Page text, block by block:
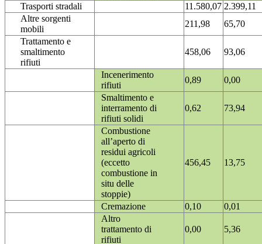
Trasporti stradali 11.580,07 2.399,11
Altre sorgenti
mobili
211,98
65,70
Trattamento e
smaltimento
rifiuti
458,06 93,06
Incenerimento
rifiuti
0,89
0,00
Smaltimento e
interramento di
rifiuti solidi
0,62 73,94
Combustione
all’aperto di
residui agricoli
(eccetto
combustione in
situ delle
stoppie)
456,45 13,75
Cremazione 0,10
0,01
Altro
trattamento di
rifiuti
0,00 5,36